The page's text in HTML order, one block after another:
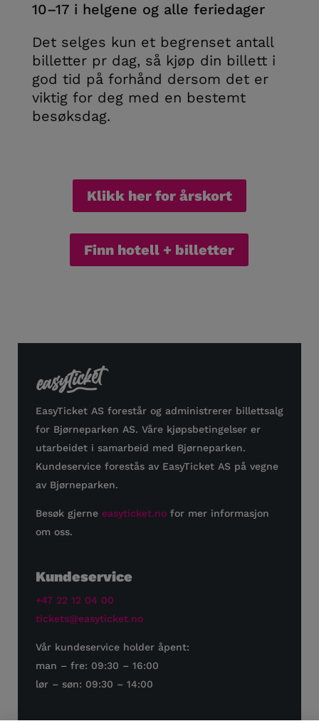
10–17 i helgene og alle feriedager
Det selges kun et begrenset antall
billetter pr dag, så kjøp din billett i
god tid på forhånd dersom det er
viktig for deg med en bestemt
besøksdag.
Klikk her for årskort
Finn hotell + billetter
EasyTicket AS forestår og administrerer billettsalg
for Bjørneparken AS. Våre kjøpsbetingelser er
utarbeidet i samarbeid med Bjørneparken.
Kundeservice forestås av EasyTicket AS på vegne
av Bjørneparken.
Besøk gjerne easyticket.no for mer informasjon
om oss.
Kundeservice
+47 22 12 04 00
tickets@easyticket.no
Vår kundeservice holder åpent:
man – fre: 09:30 – 16:00
lør – søn: 09:30 – 14:00